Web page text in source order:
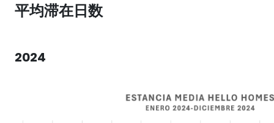
平均滞在日数
2024